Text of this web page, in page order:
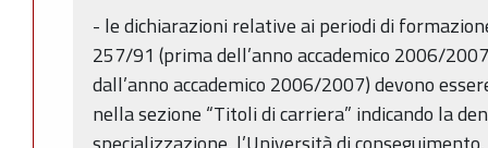
- le dichiarazioni relative ai periodi di
257/91 (prima dell’anno accademico 2006/
dall’anno accademico 2006/2007) devono
nella sezione “Titoli di carriera” indicando la